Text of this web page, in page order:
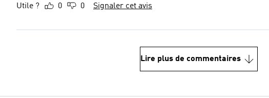
Utile ? 0 0 Signaler cet avis
Lire plus de commentaires